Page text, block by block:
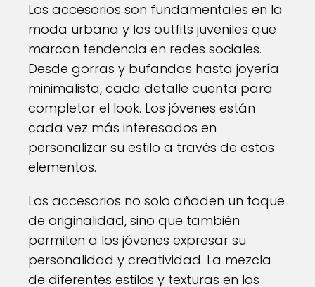
Los accesorios son fundamentales en la
moda urbana y los outfits juveniles que
marcan tendencia en redes sociales.
Desde gorras y bufandas hasta joyería
minimalista, cada detalle cuenta para
completar el look. Los jóvenes están
cada vez más interesados en
personalizar su estilo a través de estos
elementos.
Los accesorios no solo añaden un toque
de originalidad, sino que también
permiten a los jóvenes expresar su
personalidad y creatividad. La mezcla
de diferentes estilos y texturas en los